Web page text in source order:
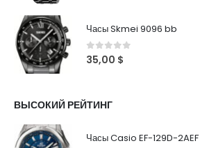
Часы Skmei 9096 bb
0out of 5
35,00 $
ВЫСОКИЙ РЕЙТИНГ
Часы Casio EF-129D-2AEF